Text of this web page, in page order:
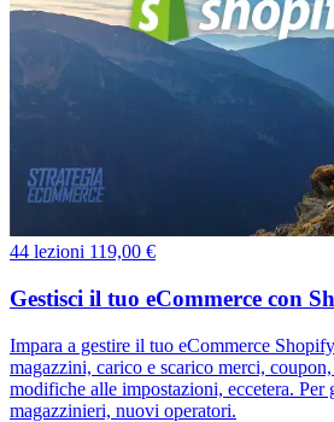
44 lezioni 119,00 €
Gestisci il tuo eCommerce con
Impara a gestire il tuo eCommerce
magazzini, carico e scarico merci,
modifiche alle impostazioni, eccetera. Per
magazzinieri, nuovi operatori.